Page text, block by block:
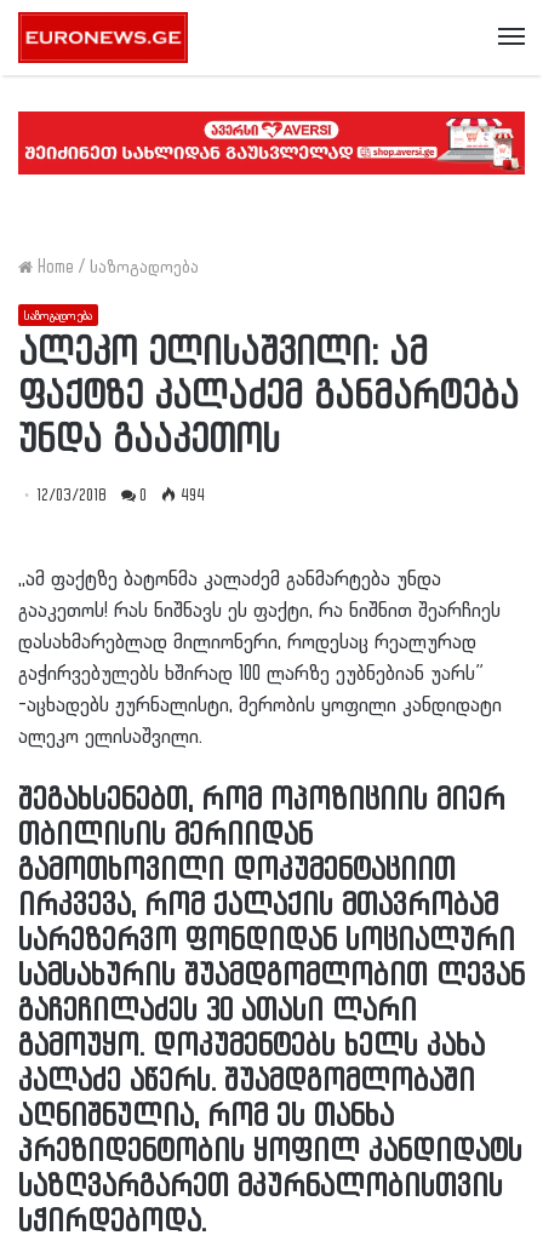
Home / საზოგადოება
საზოგადოება
ალეკო ელისაშვილი: ამ
ფაქტზე კალაძემ განმარტება
უნდა გააკეთოს
12/03/2018 0 494
,,ამ ფაქტზე ბატონმა კალაძემ განმარტება უნდა
გააკეთოს! რას ნიშნავს ეს ფაქტი, რა ნიშნით შეარჩიეს
დასახმარებლად მილიონერი, როდესაც რეალურად
გაჭირვებულებს ხშირად 100 ლარზე ეუბნებიან უარს”
-აცხადებს ჟურნალისტი, მერობის ყოფილი კანდიდატი
ალეკო ელისაშვილი.
შეგახსენებთ, რომ ოპოზიციის მიერ
თბილისის მერიიდან
გამოთხოვილი დოკუმენტაციით
ირკვევა, რომ ქალაქის მთავრობამ
სარეზერვო ფონდიდან სოციალური
სამსახურის შუამდგომლობით ლევან
გაჩეჩილაძეს 30 ათასი ლარი
გამოუყო. დოკუმენტებს ხელს კახა
კალაძე აწერს. შუამდგომლობაში
აღნიშნულია, რომ ეს თანხა
პრეზიდენტობის ყოფილ კანდიდატს
საზღვარგარეთ მკურნალობისთვის
სჭირდებოდა.